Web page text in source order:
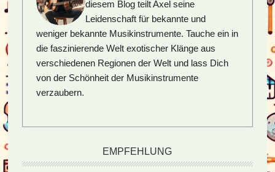
diesem Blog teilt Axel seine
Leidenschaft für bekannte und
weniger bekannte Musikinstrumente. Tauche ein in
die faszinierende Welt exotischer Klänge aus
verschiedenen Regionen der Welt und lass Dich
von der Schönheit der Musikinstrumente
verzaubern.
EMPFEHLUNG